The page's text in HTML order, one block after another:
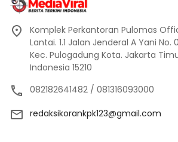
Komplek Perkantoran Pulomas
Lantai. 1.1 Jalan Jenderal A Yani No.
Kec. Pulogadung Kota. Jakarta
Indonesia 15210
082182641482 / 081316093000
redaksikorankpk123@gmail.com